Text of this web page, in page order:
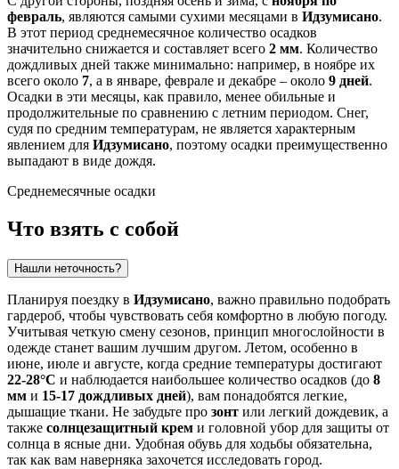
февраль, являются самыми сухими месяцами в Идзумисано.
В этот период среднемесячное количество осадков
значительно снижается и составляет всего 2 мм. Количество
дождливых дней также минимально: например, в ноябре их
всего около 7, а в январе, феврале и декабре – около 9 дней.
Осадки в эти месяцы, как правило, менее обильные и
продолжительные по сравнению с летним периодом. Снег,
судя по средним температурам, не является характерным
явлением для Идзумисано, поэтому осадки преимущественно
выпадают в виде дождя.
Среднемесячные осадки
Что взять с собой
Нашли неточность?
Планируя поездку в Идзумисано, важно правильно подобрать
гардероб, чтобы чувствовать себя комфортно в любую погоду.
Учитывая четкую смену сезонов, принцип многослойности в
одежде станет вашим лучшим другом. Летом, особенно в
июне, июле и августе, когда средние температуры достигают
22-28°C и наблюдается наибольшее количество осадков (до 8
мм и 15-17 дождливых дней), вам понадобятся легкие,
дышащие ткани. Не забудьте про зонт или легкий дождевик, а
также солнцезащитный крем и головной убор для защиты от
солнца в ясные дни. Удобная обувь для ходьбы обязательна,
так как вам наверняка захочется исследовать город.